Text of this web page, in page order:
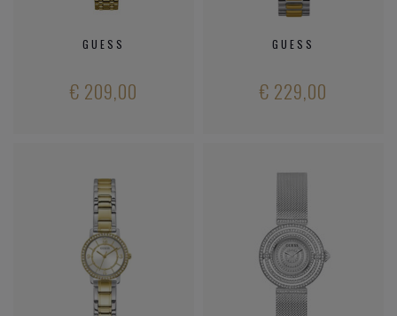
GUESS
€ 209,00
GUESS
€ 229,00